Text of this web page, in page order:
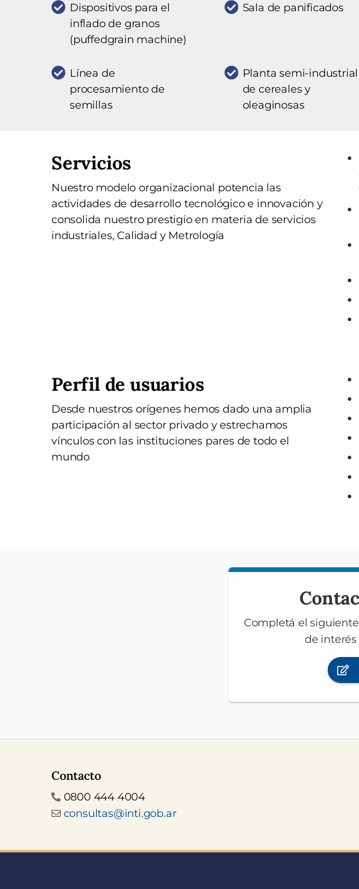
Dispositivos para el
inflado de granos
(puffedgrain machine)
Sala de panificados
Línea de
procesamiento de
semillas
Planta semi-industrial
de cereales y
oleaginosas
Servicios
Nuestro modelo organizacional potencia las
actividades de desarrollo tecnológico e innovación y
consolida nuestro prestigio en materia de servicios
industriales, Calidad y Metrología
Perfil de usuarios
Desde nuestros orígenes hemos dado una amplia
participación al sector privado y estrechamos
vínculos con las instituciones pares de todo el
mundo
Completá el
de
Contacto
Teléfono
0800 444 4004
Email
consultas@inti.gob.ar